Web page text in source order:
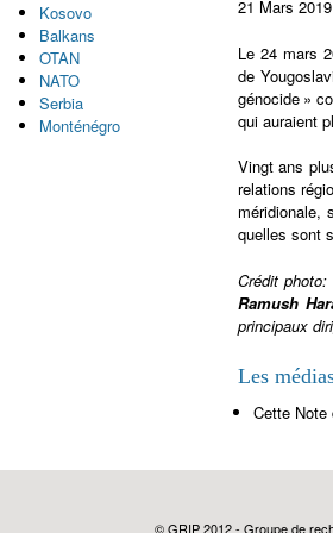
21 Mars 2019
Le 24 mars
de
génocide »
qui auraient
Vingt ans
relations
méridionale,
quelles sont
Crédit photo:
Ramush
principaux
Les
Cette
Kosovo
Balkans
OTAN
NATO
Serbia
Monténégro
© GRIP 2012 - Groupe de